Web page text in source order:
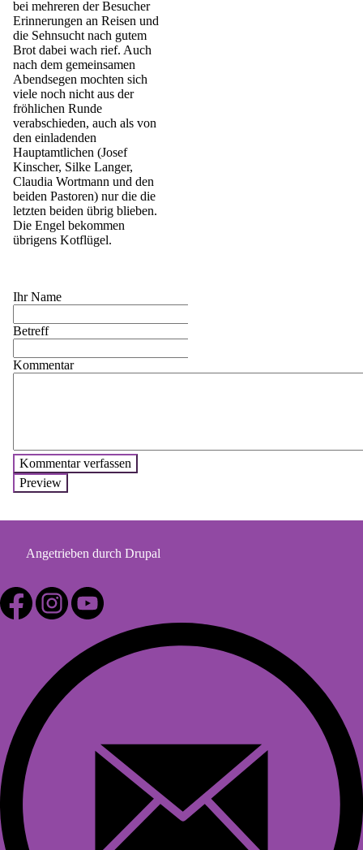
bei mehreren der Besucher
Erinnerungen an Reisen und
die Sehnsucht nach gutem
Brot dabei wach rief. Auch
nach dem gemeinsamen
Abendsegen mochten sich
viele noch nicht aus der
fröhlichen Runde
verabschieden, auch als von
den einladenden
Hauptamtlichen (Josef
Kinscher, Silke Langer,
Claudia Wortmann und den
beiden Pastoren) nur die die
letzten beiden übrig blieben.
Die Engel bekommen
übrigens Kotflügel.
Ihr Name
Betreff
Kommentar
Angetrieben durch Drupal